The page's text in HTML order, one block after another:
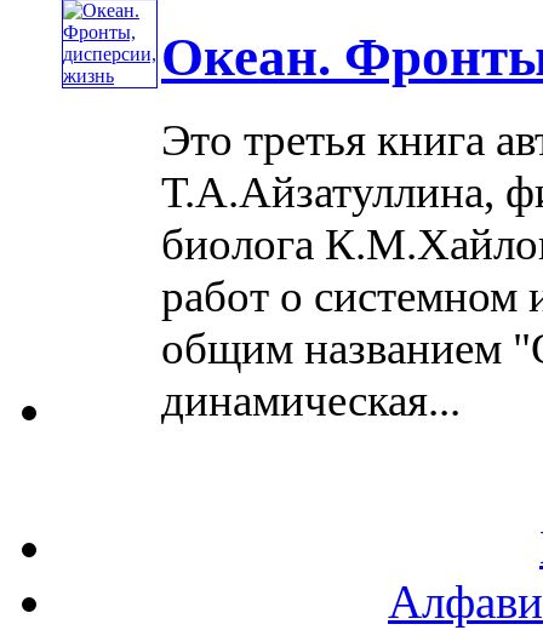
Океан.
Это третья книга
Т.А.Айзатуллина,
биолога
работ о системном
общим названием
динамическая...